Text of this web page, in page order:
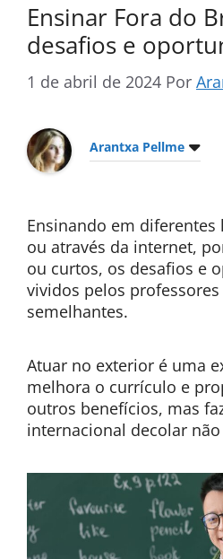
Ensinar Fora do
desafios e
1 de abril de 2024 Por
Arantxa Pellme
Ensinando em
ou através da internet,
ou curtos, os desafios e
vividos pelos
semelhantes.
Atuar no exterior é uma
melhora o currículo e
outros benefícios, mas
internacional decolar